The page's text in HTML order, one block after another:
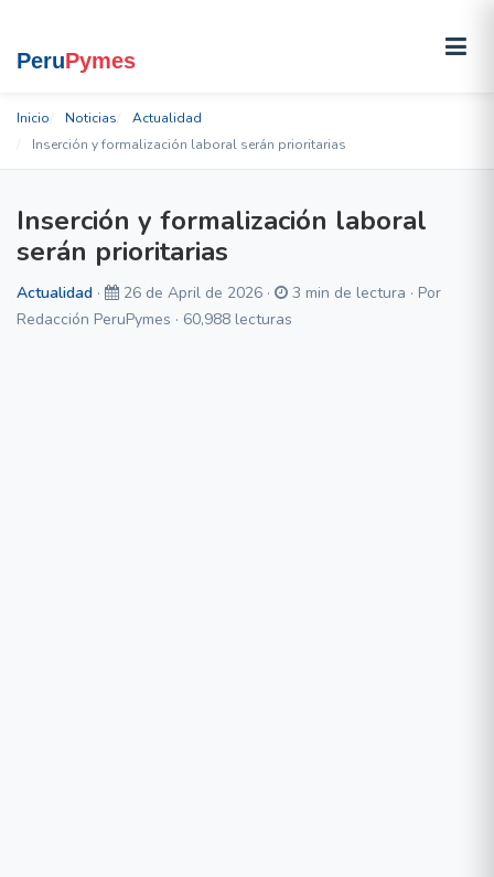
Inicio Noticias
Actualidad
Inserción y formalización laboral serán prioritarias
Inserción y formalización laboral
serán prioritarias
Actualidad · 26 de April de 2026 ·
3 min de lectura · Por
Redacción PeruPymes · 60,988 lecturas